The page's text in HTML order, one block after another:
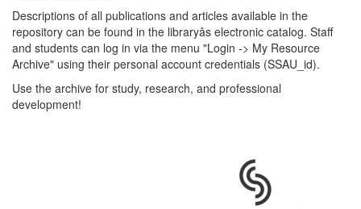
Descriptions of all publications and articles available in the
repository can be found in the libraryâs electronic catalog. Staff
and students can log in via the menu "Login -> My Resource
Archive" using their personal account credentials (SSAU_id).
Use the archive for study, research, and professional
development!